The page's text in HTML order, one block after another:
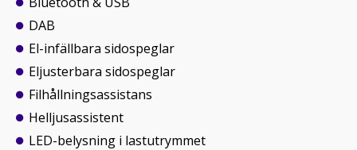
DAB
El-infällbara sidospeglar
Eljusterbara sidospeglar
Filhållningsassistans
Helljusassistent
LED-belysning i lastutrymmet